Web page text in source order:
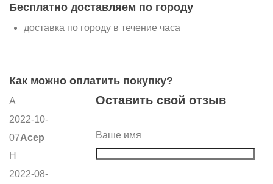
Бесплатно доставляем по городу
доставка по городу в течение часа
Как можно оплатить покупку?
А
2022-10-
07Асер
Н
2022-08-
Оставить свой отзыв
Ваше имя